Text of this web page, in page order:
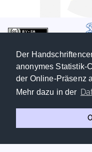
Der
anonymes Statistik-
der Online-Präsenz
Mehr dazu in der